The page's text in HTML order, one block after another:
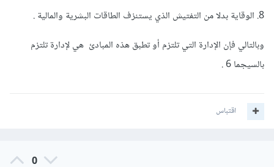
8. الوقاية بدلا من التفتيش الذي يستنزف الطاقات البشرية والمالية .
وبالتالي فإن الإدارة التي تلتزم أو تطبق هذه المبادئ هي لإدارة تلتزم
بالسيجما 6 .
اقتباس
0